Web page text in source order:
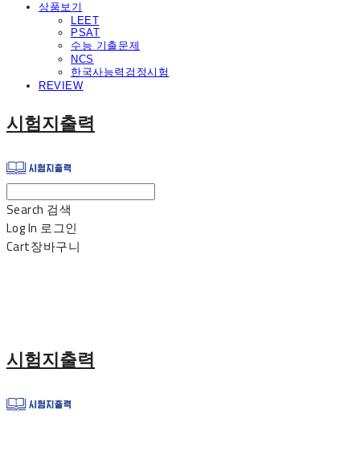
상품보기
LEET
PSAT
수능 기출문제
NCS
한국사능력검정시험
REVIEW
시험지출력
Search 검색
Log In 로그인
Cart장바구니
시험지출력